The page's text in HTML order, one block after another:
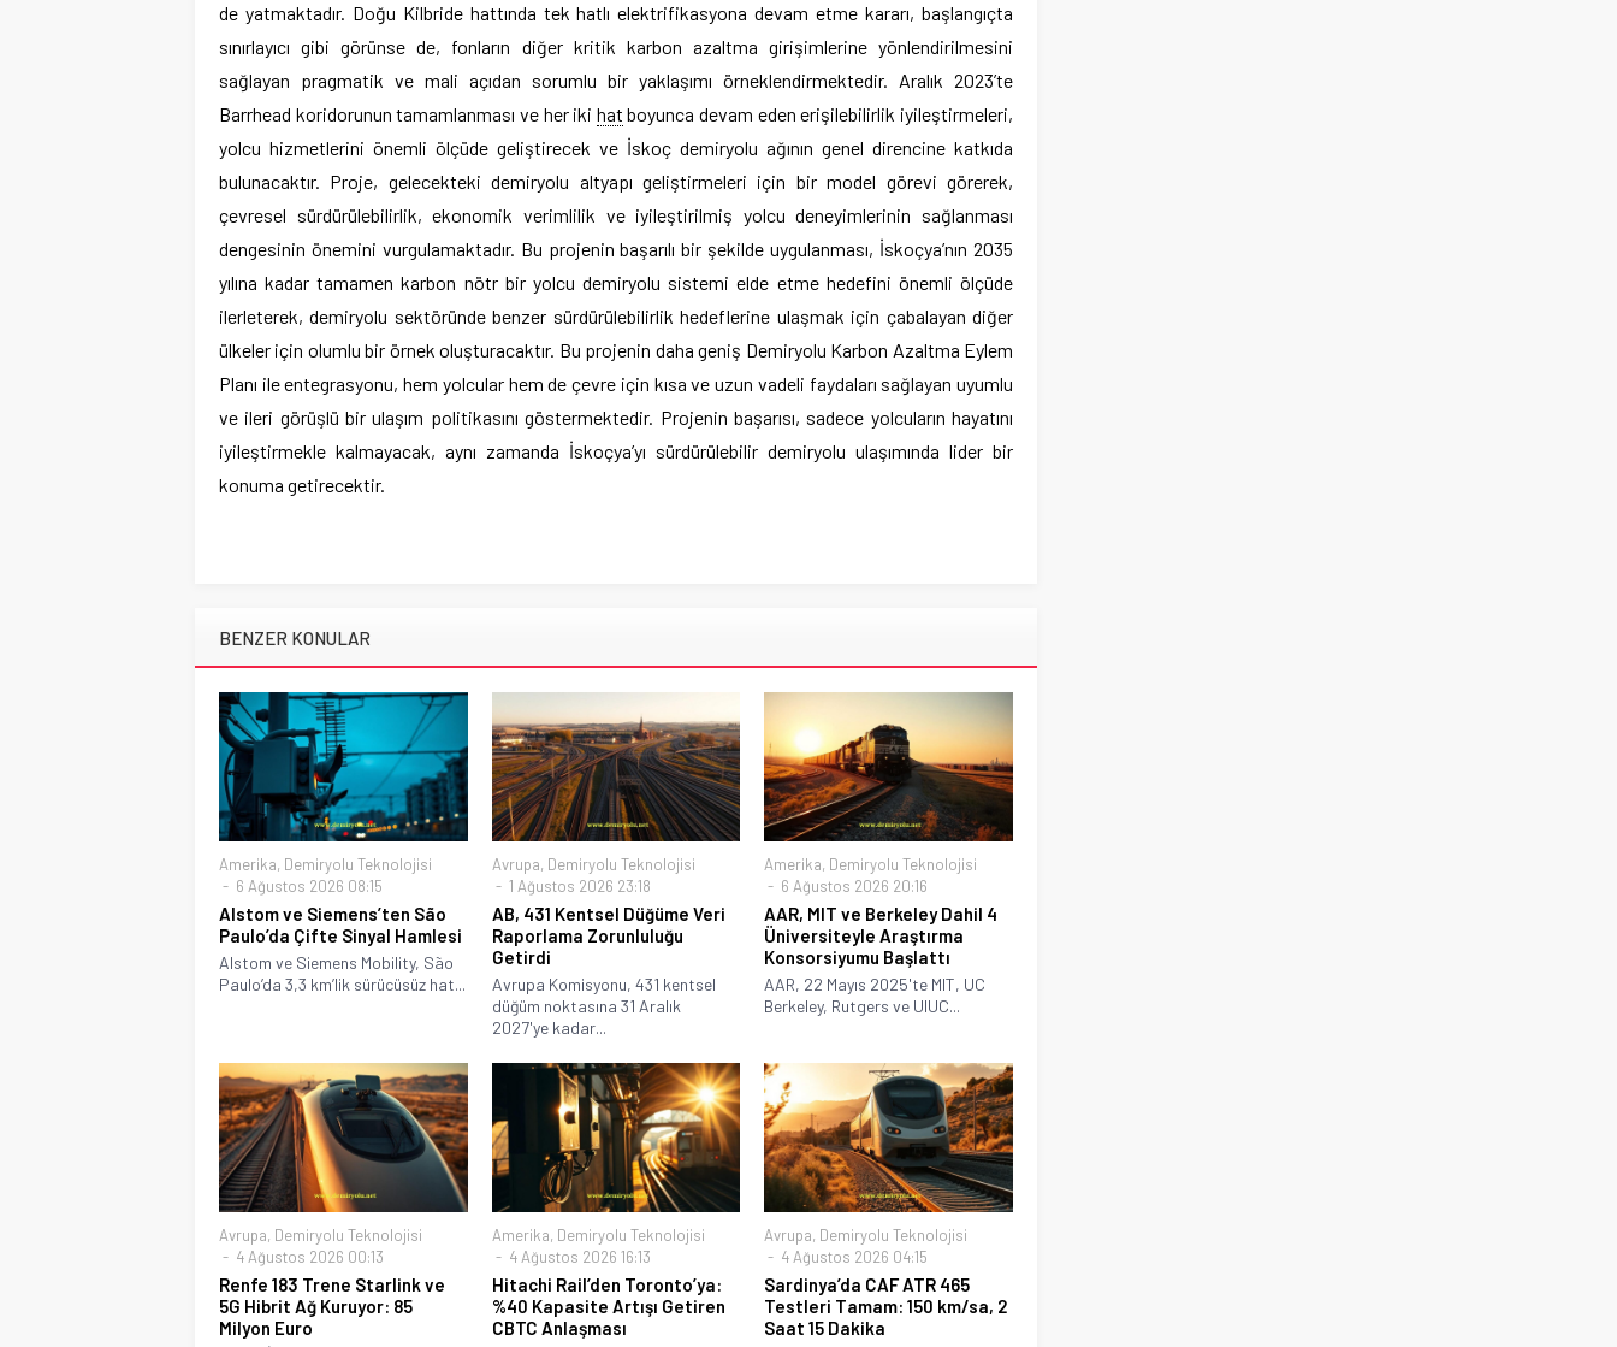
de yatmaktadır. Doğu Kilbride hattında tek hatlı elektrifikasyona devam etme kararı, başlangıçta
sınırlayıcı gibi görünse de, fonların diğer kritik karbon azaltma girişimlerine yönlendirilmesini
sağlayan pragmatik ve mali açıdan sorumlu bir yaklaşımı örneklendirmektedir. Aralık 2023’te
Barrhead koridorunun tamamlanması ve her iki hat boyunca devam eden erişilebilirlik iyileştirmeleri,
yolcu hizmetlerini önemli ölçüde geliştirecek ve İskoç demiryolu ağının genel direncine katkıda
bulunacaktır. Proje, gelecekteki demiryolu altyapı geliştirmeleri için bir model görevi görerek,
çevresel sürdürülebilirlik, ekonomik verimlilik ve iyileştirilmiş yolcu deneyimlerinin sağlanması
dengesinin önemini vurgulamaktadır. Bu projenin başarılı bir şekilde uygulanması, İskoçya’nın 2035
yılına kadar tamamen karbon nötr bir yolcu demiryolu sistemi elde etme hedefini önemli ölçüde
ilerleterek, demiryolu sektöründe benzer sürdürülebilirlik hedeflerine ulaşmak için çabalayan diğer
ülkeler için olumlu bir örnek oluşturacaktır. Bu projenin daha geniş Demiryolu Karbon Azaltma Eylem
Planı ile entegrasyonu, hem yolcular hem de çevre için kısa ve uzun vadeli faydaları sağlayan uyumlu
ve ileri görüşlü bir ulaşım politikasını göstermektedir. Projenin başarısı, sadece yolcuların hayatını
iyileştirmekle kalmayacak, aynı zamanda İskoçya’yı sürdürülebilir demiryolu ulaşımında lider bir
konuma getirecektir.
BENZER KONULAR
Amerika, Demiryolu Teknolojisi
6 Ağustos 2026 08:15
Alstom ve Siemens’ten São
Paulo’da Çifte Sinyal Hamlesi
Alstom ve Siemens Mobility, São
Paulo’da 3,3 km’lik sürücüsüz hat...
Avrupa, Demiryolu Teknolojisi
1 Ağustos 2026 23:18
AB, 431 Kentsel Düğüme Veri
Raporlama Zorunluluğu
Getirdi
Avrupa Komisyonu, 431 kentsel
düğüm noktasına 31 Aralık
2027'ye kadar...
Amerika, Demiryolu Teknolojisi
6 Ağustos 2026 20:16
AAR, MIT ve Berkeley Dahil 4
Üniversiteyle Araştırma
Konsorsiyumu Başlattı
AAR, 22 Mayıs 2025'te MIT, UC
Berkeley, Rutgers ve UIUC...
Avrupa, Demiryolu Teknolojisi
4 Ağustos 2026 00:13
Renfe 183 Trene Starlink ve
5G Hibrit Ağ Kuruyor: 85
Milyon Euro
Amerika, Demiryolu Teknolojisi
4 Ağustos 2026 16:13
Hitachi Rail’den Toronto’ya:
%40 Kapasite Artışı Getiren
CBTC Anlaşması
Avrupa, Demiryolu Teknolojisi
4 Ağustos 2026 04:15
Sardinya’da CAF ATR 465
Testleri Tamam: 150 km/sa, 2
Saat 15 Dakika